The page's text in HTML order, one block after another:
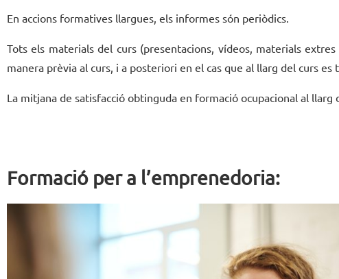
En accions formatives llargues, els informes són periòdics.
Tots els materials del curs (presentacions, vídeos, materials
manera prèvia al curs, i a posteriori en el cas que al llarg del curs
La mitjana de satisfacció obtinguda en formació ocupacional al
Formació per a l’emprenedoria: